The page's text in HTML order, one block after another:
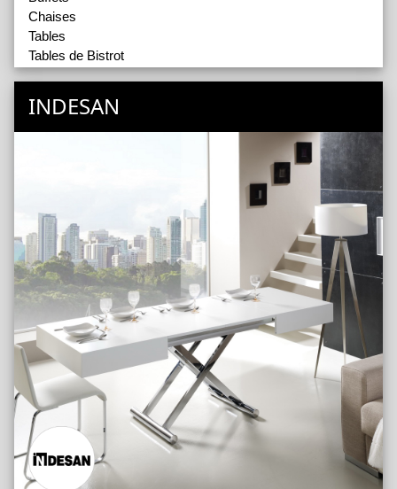
Chaises
Tables
Tables de Bistrot
INDESAN